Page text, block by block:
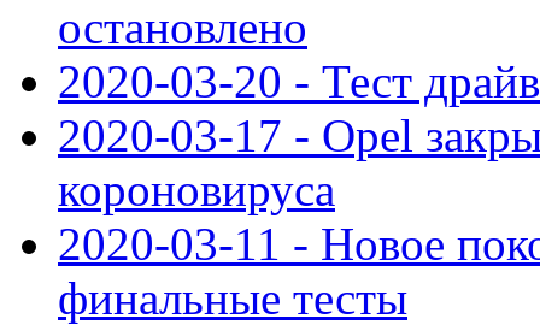
остановлено
2020-03-20 - Тест
2020-03-17 - Opel
короновируса
2020-03-11 - Новое
финальные тесты